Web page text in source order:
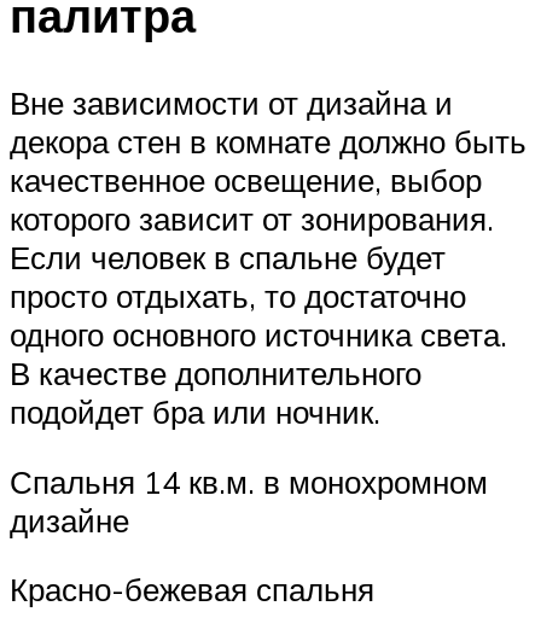
палитра
Вне зависимости от дизайна и
декора стен в комнате должно быть
качественное освещение, выбор
которого зависит от зонирования.
Если человек в спальне будет
просто отдыхать, то достаточно
одного основного источника света.
В качестве дополнительного
подойдет бра или ночник.
Спальня 14 кв.м. в монохромном
дизайне
Красно-бежевая спальня